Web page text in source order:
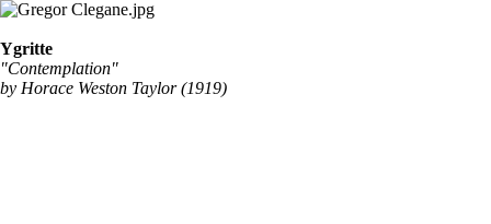
Ygritte
"Contemplation"
by Horace Weston Taylor (1919)